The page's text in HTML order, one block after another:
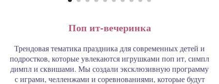
Поп ит-вечеринка
Трендовая тематика праздника для современных детей и
подростков, которые увлекаются игрушками поп ит, симпл
димпл и сквишами. Мы создали эксклюзивную программу
с играми, челленжами и соревнованиями, которые будут